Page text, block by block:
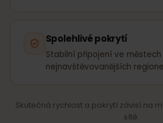
Spolehlivé pokrytí
Stabilní připojení ve městech
nejnavštěvovanějších
Skutečná rychlost a pokrytí závisí na
sítě.